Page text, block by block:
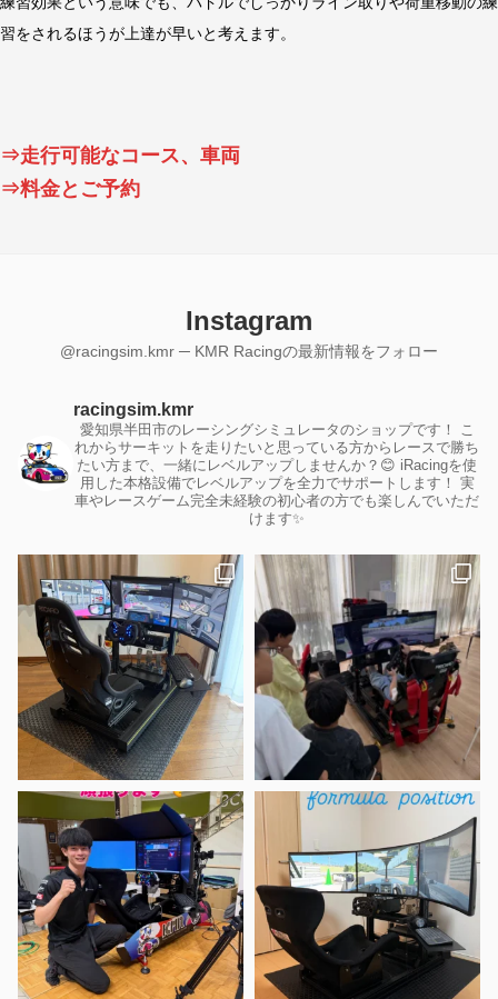
習をされるほうが上達が早いと考えます。
⇒走行可能なコース、車両
⇒料金とご予約
Instagram
@racingsim.kmr ─ KMR Racingの最新情報をフォロー
racingsim.kmr
愛知県半田市のレーシングシミュレータのショップです！
こ
れからサーキットを走りたいと思っている方からレースで勝ち
たい方まで、一緒にレベルアップしませんか？😊 iRacingを使
用した本格設備でレベルアップを全力でサポートします！
実
車やレースゲーム完全未経験の初心者の方でも楽しんでいただ
けます✨